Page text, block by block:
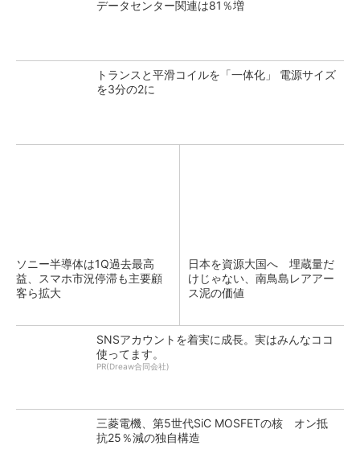
データセンター関連は81％増
トランスと平滑コイルを「一体化」 電源サイズ
を3分の2に
ソニー半導体は1Q過去最高
益、スマホ市況停滞も主要顧
客ら拡大
日本を資源大国へ 埋蔵量だ
けじゃない、南鳥島レアアー
ス泥の価値
SNSアカウントを着実に成長。実はみんなココ
使ってます。
PR(Dreaw合同会社)
三菱電機、第5世代SiC MOSFETの核 オン抵
抗25％減の独自構造